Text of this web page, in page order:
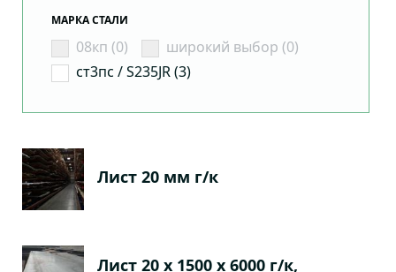
МАРКА СТАЛИ
08кп (0)
широкий выбор (0)
ст3пс / S235JR (3)
Лист 20 мм г/к
Лист 20 х 1500 х 6000 г/к,